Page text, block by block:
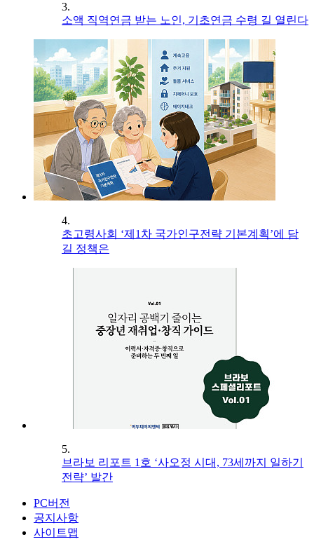
3.
소액 직역연금 받는 노인, 기초연금 수령 길 열린다
4.
초고령사회 ‘제1차 국가인구전략 기본계획’에 담
길 정책은
5.
브라보 리포트 1호 ‘사오정 시대, 73세까지 일하기
전략’ 발간
PC버전
공지사항
사이트맵